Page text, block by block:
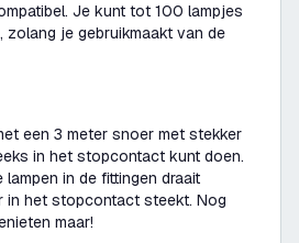
Je kunt tot 100 lampjes
zolang je gebruikmaakt van de
een 3 meter snoer met stekker
in het stopcontact kunt doen.
in de fittingen draait
in het stopcontact steekt. Nog
maar!